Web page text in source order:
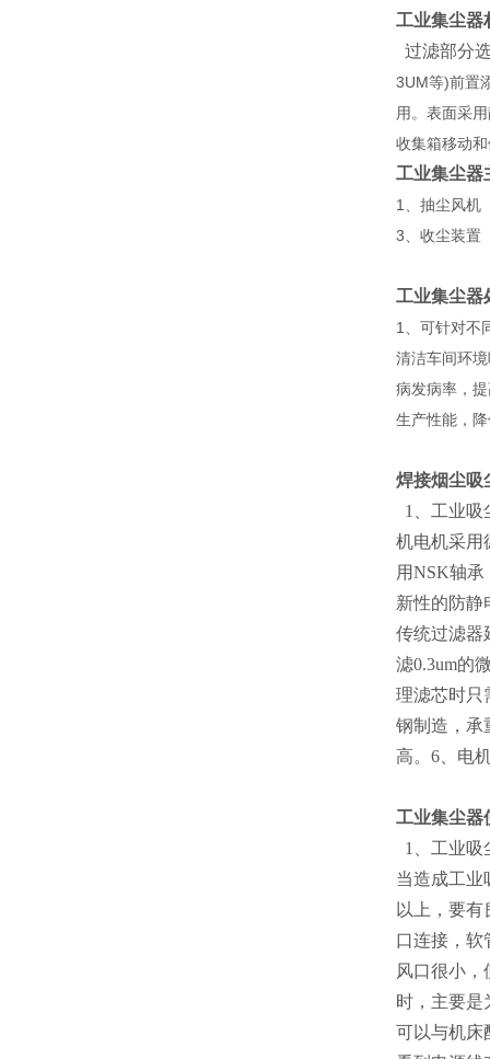
工业集尘器
过滤部分
3UM等)前置
用。表面采
收集箱移动
工业集尘器
1、抽尘风机
3、收尘装置
工业集尘器
1、可针对不
清洁车间环
病发病率，
生产性能，
焊接烟尘吸
1、工业吸
机电机采用
用NSK轴
新性的防静
传统过滤器
滤0.3um的
理滤芯时只
钢制造，承
高。6、电
工业集尘器
1、工业吸
当造成工业
以上，要
口连接，软
风口很小
时，主要是
可以与机床